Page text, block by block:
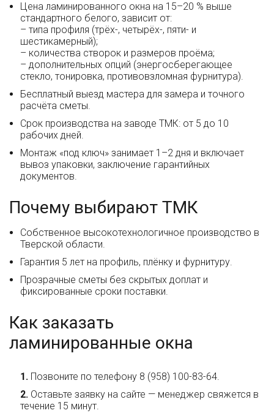
Цена ламинированного окна на 15–20 % выше
стандартного белого, зависит от:
– типа профиля (трёх-, четырёх-, пяти- и
шестикамерный);
– количества створок и размеров проёма;
– дополнительных опций (энергосберегающее
стекло, тонировка, противовзломная фурнитура).
Бесплатный выезд мастера для замера и точного
расчёта сметы.
Срок производства на заводе ТМК: от 5 до 10
рабочих дней.
Монтаж «под ключ» занимает 1–2 дня и включает
вывоз упаковки, заключение гарантийных
документов.
Почему выбирают ТМК
Собственное высокотехнологичное производство в
Тверской области.
Гарантия 5 лет на профиль, плёнку и фурнитуру.
Прозрачные сметы без скрытых доплат и
фиксированные сроки поставки.
Как заказать
ламинированные окна
Позвоните по телефону 8 (958) 100-83-64.
Оставьте заявку на сайте — менеджер свяжется в
течение 15 минут.